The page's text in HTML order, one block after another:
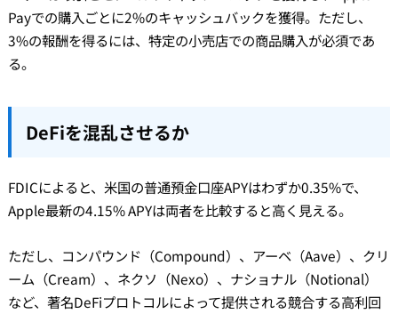
Payでの購入ごとに2%のキャッシュバックを獲得。ただし、
3%の報酬を得るには、特定の小売店での商品購入が必須であ
る。
DeFiを混乱させるか
FDICによると、米国の普通預金口座APYはわずか0.35%で、
Apple最新の4.15% APYは両者を比較すると高く見える。
ただし、コンパウンド（Compound）、アーベ（Aave）、クリ
ーム（Cream）、ネクソ（Nexo）、ナショナル（Notional）
など、著名DeFiプロトコルによって提供される競合する高利回